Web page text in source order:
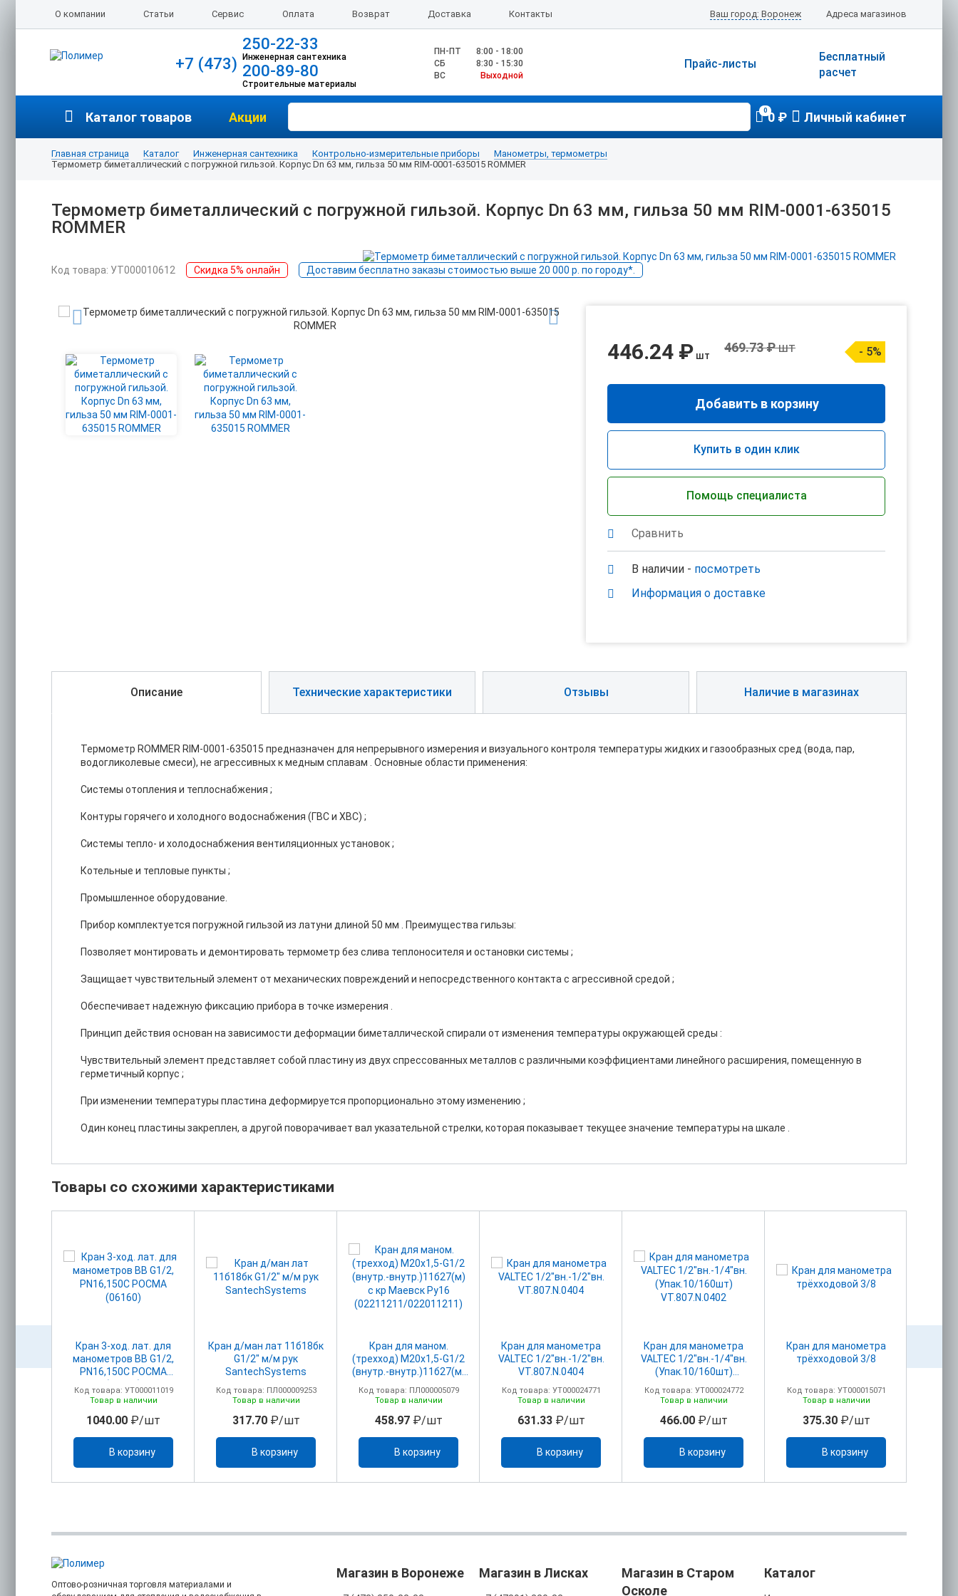
О компании Статьи Сервис Оплата Возврат Доставка Контакты Адреса магазинов
Ваш город: Воронеж
+7 (473)
250-22-33
Инженерная сантехника
200-89-80
Строительные материалы
ПН-ПТ
8:00 - 18:00
CБ
8:30 - 15:30
ВС
Выходной
Бесплатный
расчет
Прайс-листы
Каталог товаров Акции 00 ₽ Личный кабинет
Главная страница Каталог Инженерная сантехника Контрольно-измерительные приборы
Манометры, термометры
Термометр биметаллический с погружной гильзой. Корпус Dn 63 мм, гильза 50 мм RIM-0001-635015 ROMMER
Термометр биметаллический с погружной гильзой. Корпус Dn 63 мм, гильза 50 мм RIM-0001-635015
ROMMER
Код товара: УТ000010612 Скидка 5% онлайн Доставим бесплатно заказы стоимостью выше 20 000 р. по городу*.
446.24 ₽ шт
469.73 ₽шт - 5%
Добавить в корзину
Купить в один клик
Помощь специалиста
Сравнить
В наличии - посмотреть
Информация о доставке
Описание Технические характеристики Отзывы Наличие в магазинах
Термометр ROMMER RIM-0001-635015 предназначен для непрерывного измерения и визуального контроля температуры жидких и газообразных сред (вода, пар,
водогликолевые смеси), не агрессивных к медным сплавам . Основные области применения:
Системы отопления и теплоснабжения ;
Контуры горячего и холодного водоснабжения (ГВС и ХВС) ;
Системы тепло- и холодоснабжения вентиляционных установок ;
Котельные и тепловые пункты ;
Промышленное оборудование.
Прибор комплектуется погружной гильзой из латуни длиной 50 мм . Преимущества гильзы:
Позволяет монтировать и демонтировать термометр без слива теплоносителя и остановки системы ;
Защищает чувствительный элемент от механических повреждений и непосредственного контакта с агрессивной средой ;
Обеспечивает надежную фиксацию прибора в точке измерения .
Принцип действия основан на зависимости деформации биметаллической спирали от изменения температуры окружающей среды :
Чувствительный элемент представляет собой пластину из двух спрессованных металлов с различными коэффициентами линейного расширения, помещенную в
герметичный корпус ;
При изменении температуры пластина деформируется пропорционально этому изменению ;
Один конец пластины закреплен, а другой поворачивает вал указательной стрелки, которая показывает текущее значение температуры на шкале .
Товары со схожими характеристиками
Кран 3-ход. лат. для
манометров BB G1/2,
PN16,150C РОСМА
Код товара: УТ000011019
Товар в наличии
1040.00 ₽/шт
В корзину
Кран д/ман лат 11б18бк
G1/2" м/м рук
SantechSystems
Код товара: ПЛ000009253
Товар в наличии
317.70₽/шт
В корзину
Кран для маном.
(трехход) М20х1,5-G1/2
(внутр.-внутр.)11б27(м)
(02211211/022011211)
Код товара: ПЛ000005079
Товар в наличии
458.97₽/шт
В корзину
Кран для манометра
VALTEC 1/2"вн.-1/2"вн.
VT.807.N.0404
Код товара: УТ000024771
Товар в наличии
631.33₽/шт
В корзину
Кран для манометра
VALTEC 1/2"вн.-1/4"вн.
(Упак.10/160шт)
Код товара: УТ000024772
Товар в наличии
466.00₽/шт
В корзину
Кран для манометра
трёхходовой 3/8
Код товара: УТ000015071
Товар в наличии
375.30₽/шт
В корзину
Оптово-розничная торговля материалами и
Магазин в Воронеже Магазин в Лисках
Магазин в Старом
Осколе
Каталог